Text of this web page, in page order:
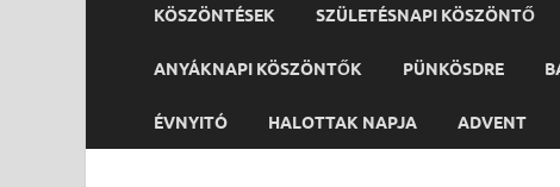
KÖSZÖNTÉSEK SZÜLETÉSNAPI KÖSZÖNTŐ
ANYÁKNAPI KÖSZÖNTŐK PÜNKÖSDRE
ÉVNYITÓ HALOTTAK NAPJA ADVENT